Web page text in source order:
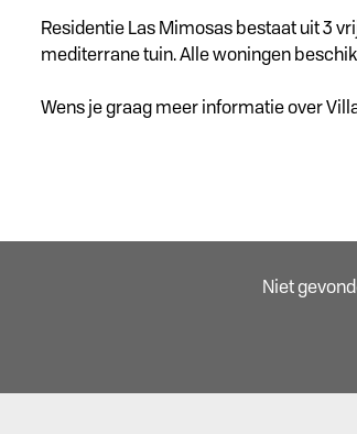
Residentie Las Mimosas bestaat uit 3
mediterrane tuin. Alle woningen
Wens je graag meer informatie over
Niet